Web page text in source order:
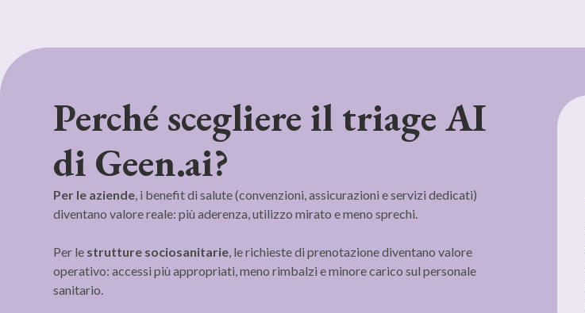
Perché scegliere il triage AI
di Geen.ai?
Per le aziende , i benefit di salute (convenzioni, assicurazioni e servizi dedicati)
diventano valore reale: più aderenza, utilizzo mirato e meno sprechi.
‍‍Per le strutture sociosanitarie , le richieste di prenotazione diventano valore
operativo: accessi più appropriati, meno rimbalzi e minore carico sul personale
sanitario.